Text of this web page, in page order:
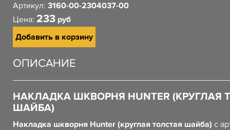
Артикул: 3160-00-2304037-00
Цена: 233 руб
Добавить в корзину
ОПИСАНИЕ
НАКЛАДКА ШКВОРНЯ HUNTER (КРУГЛАЯ
ШАЙБА)
Накладка шкворня Hunter (круглая толстая шайба) с